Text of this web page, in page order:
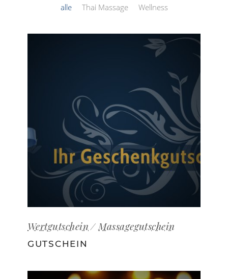
alle Thai Massage Wellness
Wertgutschein Massagegutschein
GUTSCHEIN